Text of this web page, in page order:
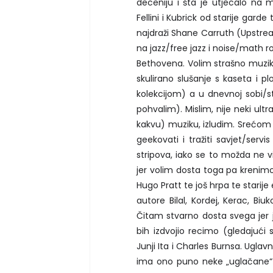
Fellini i Kubrick od starije
najdraži Shane Carruth
na jazz/free jazz i noise/math
Bethovena. Volim strašno
skulirano slušanje s kaseta i
kolekcijom) a u dnevnoj sobi/
pohvalim). Mislim, nije neki
kakvu) muziku, izludim.
geekovati i tražiti savjet/
stripova, iako se to možda ne
jer volim dosta toga pa
Hugo Pratt te još hrpa te
autore Bilal, Kordej, Kerac,
Čitam stvarno dosta svega jer
bih izdvojio recimo (gledajući
Junji Ita i Charles Burnsa.
ima ono puno neke